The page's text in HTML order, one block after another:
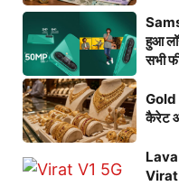
हुआ
सभी
Gold
कैरेट
Lava
Virat